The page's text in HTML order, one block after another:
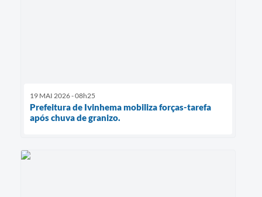
19 MAI 2026 - 08h25
Prefeitura de Ivinhema mobiliza forças-tarefa
após chuva de granizo.